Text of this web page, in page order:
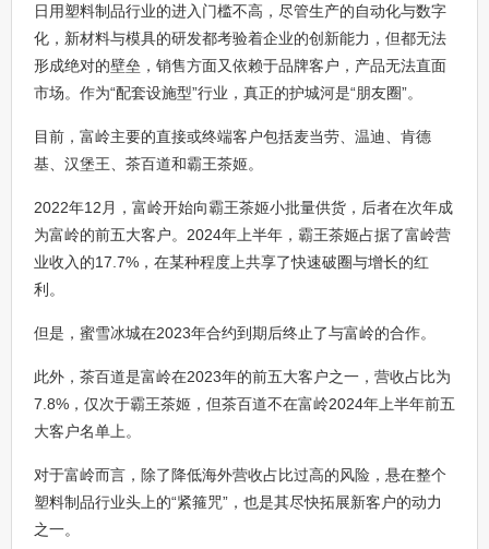
日用塑料制品行业的进入门槛不高，尽管生产的自动化与数字
化，新材料与模具的研发都考验着企业的创新能力，但都无法
形成绝对的壁垒，销售方面又依赖于品牌客户，产品无法直面
市场。作为“配套设施型”行业，真正的护城河是“朋友圈”。
目前，富岭主要的直接或终端客户包括麦当劳、温迪、肯德
基、汉堡王、茶百道和霸王茶姬。
2022年12月，富岭开始向霸王茶姬小批量供货，后者在次年成
为富岭的前五大客户。2024年上半年，霸王茶姬占据了富岭营
业收入的17.7%，在某种程度上共享了快速破圈与增长的红
利。
但是，蜜雪冰城在2023年合约到期后终止了与富岭的合作。
此外，茶百道是富岭在2023年的前五大客户之一，营收占比为
7.8%，仅次于霸王茶姬，但茶百道不在富岭2024年上半年前五
大客户名单上。
对于富岭而言，除了降低海外营收占比过高的风险，悬在整个
塑料制品行业头上的“紧箍咒”，也是其尽快拓展新客户的动力
之一。